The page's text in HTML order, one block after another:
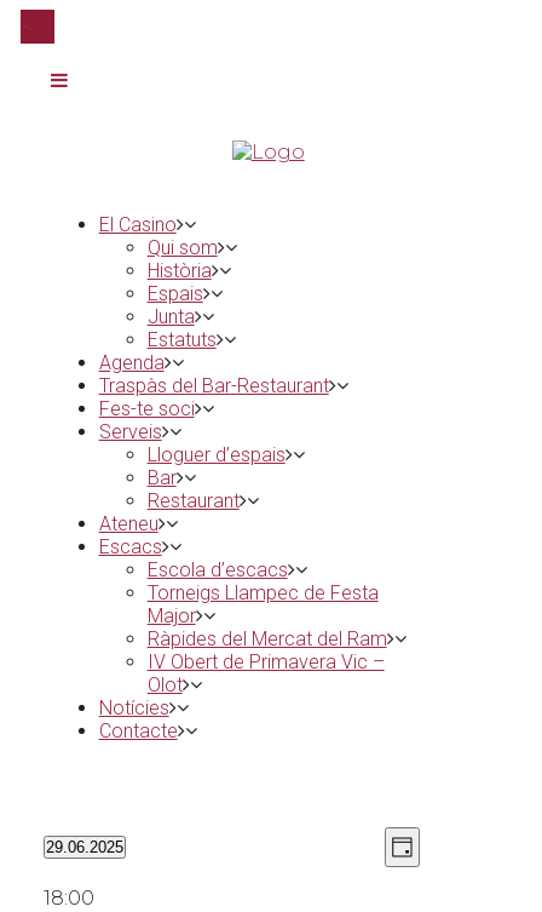
El Casino
Qui som
Història
Espais
Junta
Estatuts
Agenda
Traspàs del Bar-Restaurant
Fes-te soci
Serveis
Lloguer d’espais
Bar
Restaurant
Ateneu
Escacs
Escola d’escacs
Torneigs Llampec de Festa
Major
Ràpides del Mercat del Ram
IV Obert de Primavera Vic –
Olot
Notícies
Contacte
Vistes
de
Navegació
de
Day
29.06.2025
una
18:00